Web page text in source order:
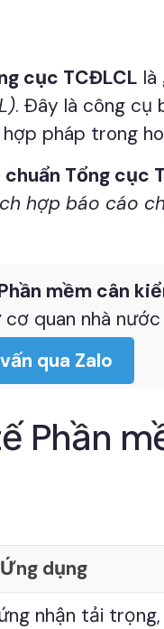
cục TCĐLCL
. Đây là công cụ
pháp trong
Tổng cục
hợp báo cáo
mềm cân
quan nhà
qua Zalo
Phần
Ứng dụng
nhận tải trọng,